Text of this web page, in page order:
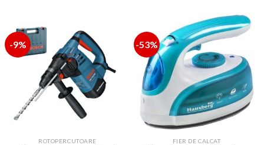
-9%
ROTOPERCUTOARE
-53%
FIER DE CALCAT